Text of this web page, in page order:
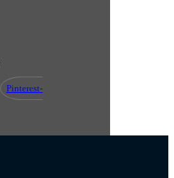
Pinterest-